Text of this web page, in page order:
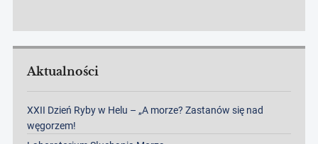
Aktualności
XXII Dzień Ryby w Helu – „A morze? Zastanów się nad
węgorzem!